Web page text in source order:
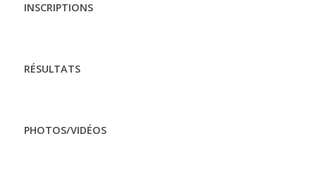
INSCRIPTIONS
RÉSULTATS
PHOTOS/VIDÉOS